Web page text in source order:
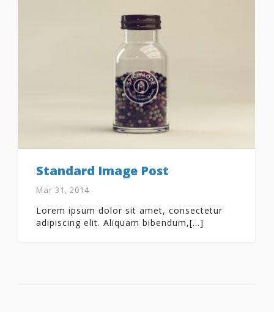
Standard Image Post
Mar 31, 2014
Lorem ipsum dolor sit amet, consectetur
adipiscing elit. Aliquam bibendum,[...]